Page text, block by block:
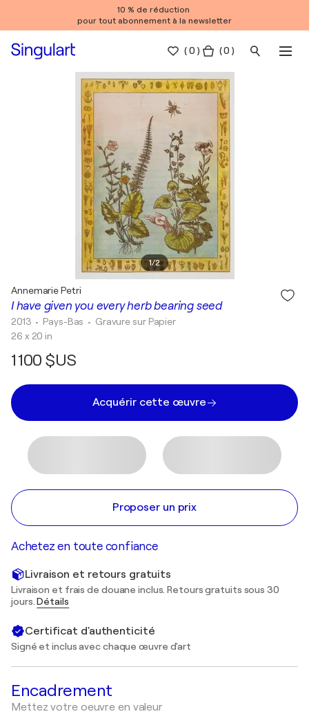
10 % de réduction
pour tout abonnement à la newsletter
(0 ) ( 0 )
1/2
I have given you every herb bearing seed
Annemarie Petri
2013 • Pays-Bas • Gravure sur Papier
26 x 20 in
1 100 $US
Acquérir cette œuvre
Proposer un prix
Achetez en toute confiance
Livraison et retours gratuits
Livraison et frais de douane inclus. Retours gratuits sous 30
jours.Détails
Certificat d'authenticité
Signé et inclus avec chaque œuvre d'art
Encadrement
Mettez votre oeuvre en valeur